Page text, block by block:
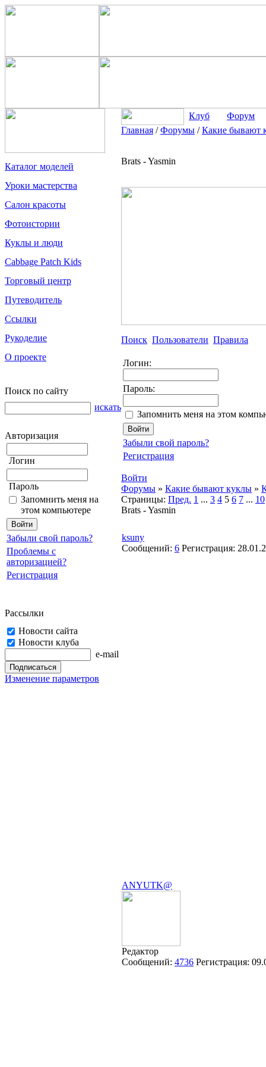
Каталог моделей
Уроки мастерства
Салон красоты
Фотоистории
Куклы и люди
Cabbage Patch Kids
Торговый центр
Путеводитель
Ссылки
Рукоделие
О проекте
Поиск по сайту
искать
Авторизация
Логин
Пароль
Запомнить меня на
этом компьютере
Забыли свой пароль?
Проблемы с
авторизацией?
Регистрация
Рассылки
Новости сайта
Новости клуба
e-mail
Изменение параметров
Клуб
Форум
Главная /Форумы /Какие бывают
Brats - Yasmin
Поиск Пользователи Правила
Логин:
Пароль:
Запомнить меня на этом
Забыли свой пароль?
Регистрация
Войти
Форумы » Какие бывают куклы »
Страницы: Пред. 1 ... 3 4 5 6 7 ... 10
Brats - Yasmin
ksuny
Сообщений: 6 Регистрация:
ANYUTK@
Редактор
Сообщений: 4736 Регистрация: